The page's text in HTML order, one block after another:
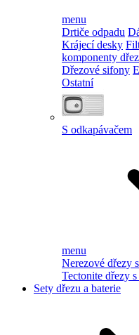
menu
Drtiče odpadu
Krájecí desky
komponenty
Dřezové sifony
Ostatní
S odkapávačem
menu
Nerezové dřezy
Tectonite dřezy
Sety dřezu a baterie